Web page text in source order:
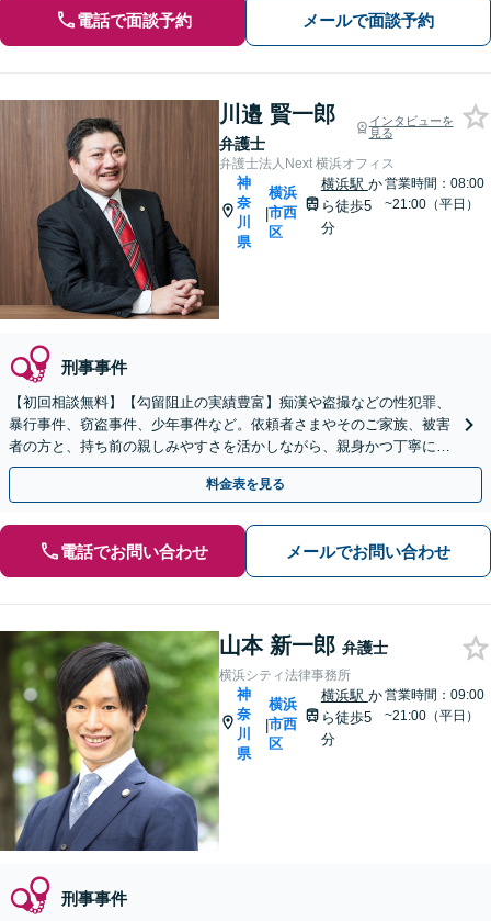
電話で面談予約 メールで面談予約
川邉 賢一郎
弁護士
インタビューを
見る
弁護士法人Next 横浜オフィス
神
奈
川
県
|
横浜
市西
区
横浜駅 か
ら徒歩5
分
営業時間：08:00
~21:00（平日）
刑事事件
【初回相談無料】【勾留阻止の実績豊富】痴漢や盗撮などの性犯罪、
暴行事件、窃盗事件、少年事件など。依頼者さまやそのご家族、被害
者の方と、持ち前の親しみやすさを活かしながら、親身かつ丁寧に向
き合い、迅速な解決を目指します【横浜駅徒歩5分】
料金表を見る
電話でお問い合わせ メールでお問い合わせ
山本 新一郎 弁護士
横浜シティ法律事務所
神
奈
川
県
|
横浜
市西
区
横浜駅 か
ら徒歩5
分
営業時間：09:00
~21:00（平日）
刑事事件